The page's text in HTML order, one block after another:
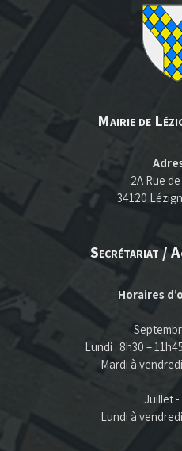
Mairie de
2A Rue
34120
Secrétariat /
Horaires
Lundi : 8h30 –
Mardi à
Juillet
Lundi à